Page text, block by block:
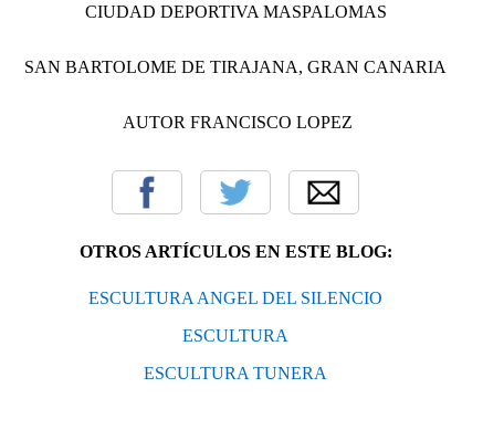
CIUDAD DEPORTIVA MASPALOMAS
SAN BARTOLOME DE TIRAJANA, GRAN CANARIA
AUTOR FRANCISCO LOPEZ
OTROS ARTÍCULOS EN ESTE BLOG:
ESCULTURA ANGEL DEL SILENCIO
ESCULTURA
ESCULTURA TUNERA